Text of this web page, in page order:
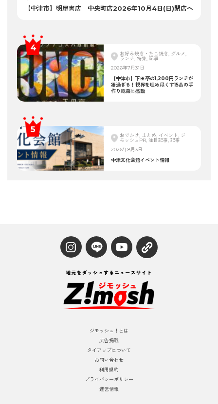
【中津市】明屋書店 中央町店2026年10月4日(日)閉店へ
お好み焼き・たこ焼き, グルメ,
ランチ, 特集, 記事
2026年7月31日
【中津市】下田亭の1,200円ランチが
凄過ぎる！視界を埋め尽くす15品の手
作り総菜に感動
おでかけ, まとめ, イベント, ジ
モッシュPR, 注目記事, 記事
2026年8月3日
中津文化会館イベント情報
ジモッシュ！とは
広告掲載
タイアップについて
お問い合わせ
利用規約
プライバシーポリシー
運営情報